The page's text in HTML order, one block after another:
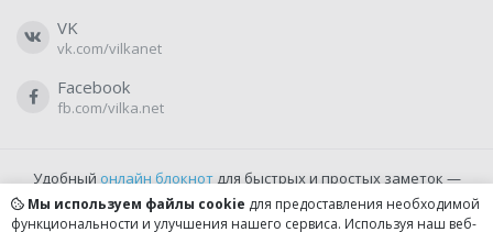
VK
vk.com/vilkanet
Facebook
fb.com/vilka.net
Удобный онлайн блокнотдля быстрых и простых заметок —
бесплатно и доступно прямо из браузера.
Мы используем файлы cookie для предоставления необходимой
функциональности и улучшения нашего сервиса. Используя наш веб-